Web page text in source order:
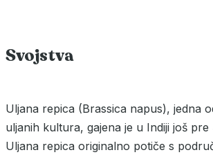
Svojstva
Uljana repica (Brassica napus), jedna
uljanih kultura, gajena je u Indiji još
Uljana repica originalno potiče s